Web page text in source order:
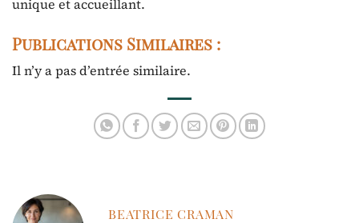
unique et accueillant.
Publications Similaires :
Il n’y a pas d’entrée similaire.
BEATRICE CRAMAN